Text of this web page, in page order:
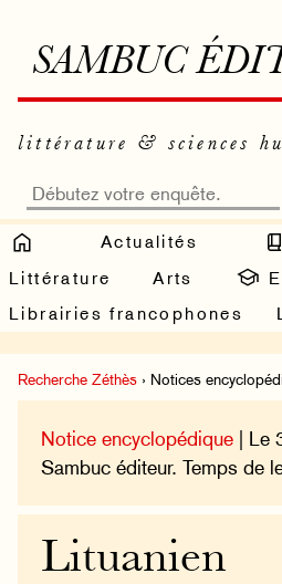
SAMBUC
littérature & sciences
Actualités
Littérature
Arts
Librairies francophones
Recherche Zéthès › Notices
Notice encyclopédique | Le
Sambuc éditeur. Temps de
Lituanien